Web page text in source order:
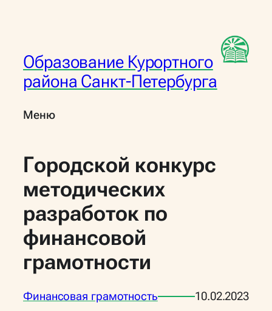
Образование Курортного
района Санкт-Петербурга
Меню
Городской конкурс
методических
разработок по
финансовой
грамотности
Финансовая грамотность
10.02.2023